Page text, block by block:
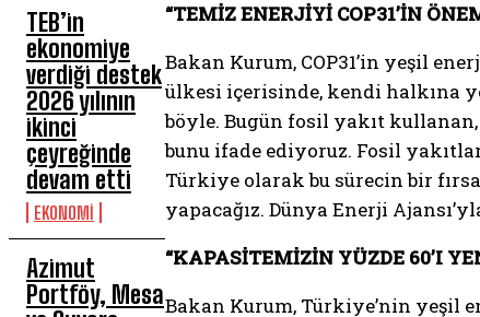
TEB’in
ekonomiye
verdiği destek
2026 yılının
ikinci
çeyreğinde
devam etti
EKONOMİ
Azimut
Portföy, Mesa
“TEMİZ ENERJİYİ COP31’İN
Bakan Kurum, COP31’in yeşil
ülkesi içerisinde, kendi halkına
böyle. Bugün fosil yakıt
bunu ifade ediyoruz. Fosil
Türkiye olarak bu sürecin bir
yapacağız. Dünya Enerji
“KAPASİTEMİZİN YÜZDE 60’I
Bakan Kurum, Türkiye’nin yeşil